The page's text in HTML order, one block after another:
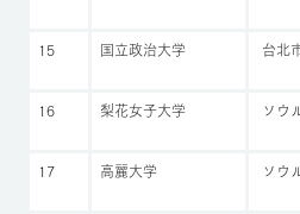
15
国立政治大学 台北
16
梨花女子大学 ソウ
17
高麗大学 ソウ